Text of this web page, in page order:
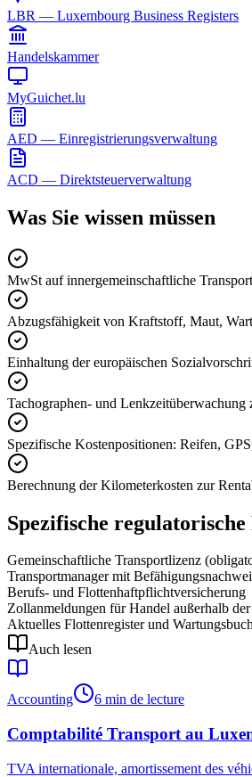
LBR — Luxembourg Business Registers
Handelskammer
MyGuichet.lu
AED — Einregistrierungsverwaltung
ACD — Direktsteuerverwaltung
Was Sie wissen müssen
MwSt auf innergemeinschaftliche
Abzugsfähigkeit von Kraftstoff, Maut,
Einhaltung der europäischen
Tachographen- und
Spezifische Kostenpositionen: Reifen,
Berechnung der Kilometerkosten zur
Spezifische
Gemeinschaftliche Transportlizenz
Transportmanager mit
Berufs- und Flottenhaftpflichtversicherung
Zollanmeldungen für Handel außerhalb
Aktuelles Flottenregister und
Auch lesen
Accounting 6 min de lecture
Comptabilité Transport au
TVA internationale, amortissement des